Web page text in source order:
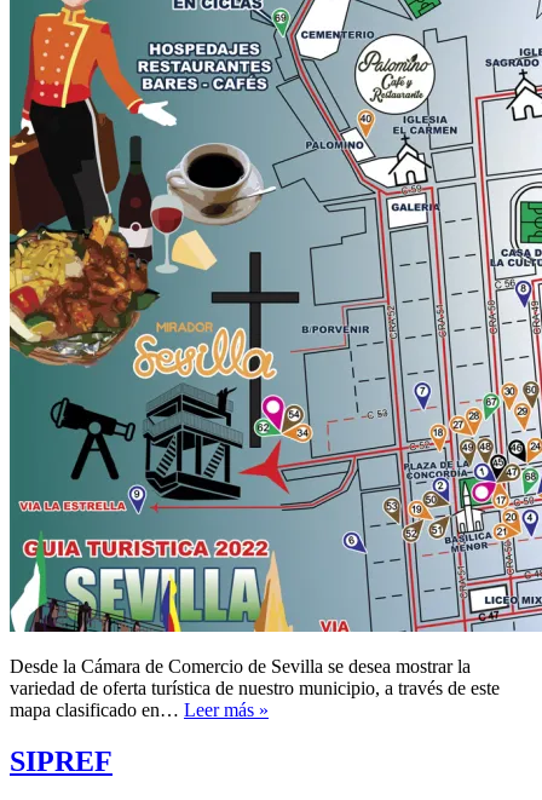
Desde la Cámara de Comercio de Sevilla se desea mostrar la
variedad de oferta turística de nuestro municipio, a través de este
mapa clasificado en… Leer más »
SIPREF